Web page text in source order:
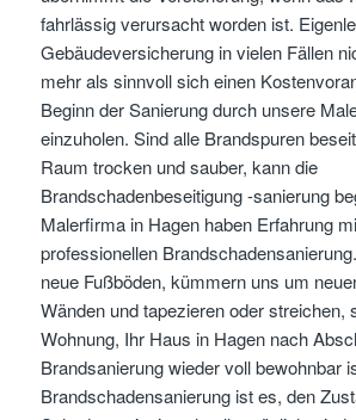
fahrlässig verursacht worden ist.
Gebäudeversicherung in vielen Fällen
mehr als sinnvoll sich einen
Beginn der Sanierung durch unsere
einzuholen. Sind alle Brandspuren
Raum trocken und sauber, kann die
Brandschadenbeseitigung -sanierung
Malerfirma in Hagen haben Erfahrung
professionellen
neue Fußböden, kümmern uns um
Wänden und tapezieren oder streichen,
Wohnung, Ihr Haus in Hagen nach
Brandsanierung wieder voll bewohnbar
Brandschadensanierung ist es, den